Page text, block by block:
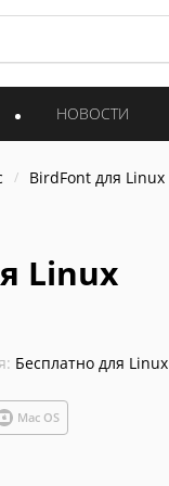
НОВОСТИ
BirdFont для Linux
Linux
Бесплатно для Linux
Mac OS